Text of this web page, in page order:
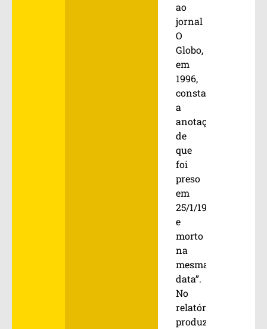
ao
jornal
O
Globo,
em
1996,
consta
a
anotação
de
que
foi
preso
em
25/1/1974
e
morto
na
mesma
data”.
No
relatório
produzido